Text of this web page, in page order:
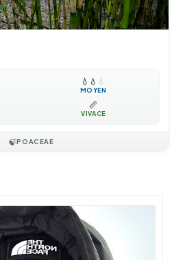
💧 💧 💧
MOYEN
📏
VIVACE
🍃POACEAE